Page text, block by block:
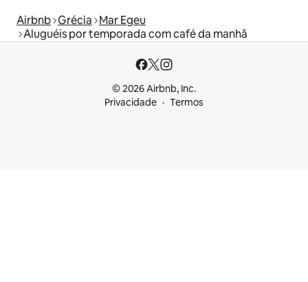
Airbnb Grécia Mar Egeu
Aluguéis por temporada com café da manhã
© 2026 Airbnb, Inc.
Privacidade
Termos